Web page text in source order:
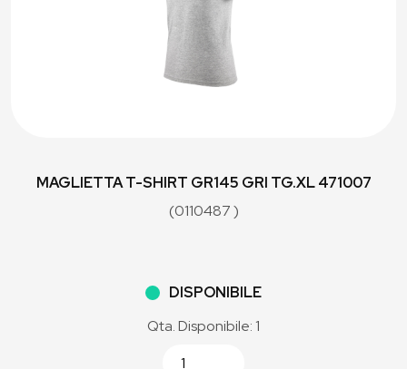
MAGLIETTA T-SHIRT GR145 GRI TG.XL 471007
(0110487 )
DISPONIBILE
Qta. Disponibile: 1